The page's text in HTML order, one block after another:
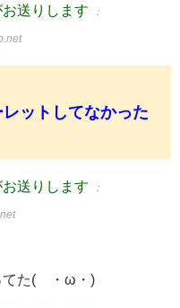
送りします ：
ットしてなかった
送りします ：
てた(´・ω・)